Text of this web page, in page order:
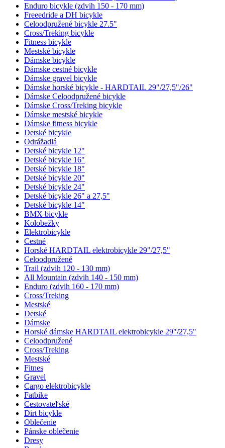
Enduro bicykle (zdvih 150 - 170 mm)
Freeedride a DH bicykle
Celoodpružené bicykle 27.5"
Cross/Treking bicykle
Fitness bicykle
Mestské bicykle
Dámske bicykle
Dámske cestné bicykle
Dámske gravel bicykle
Dámske horské bicykle - HARDTAIL 29"/27,5"/26"
Dámske Celoodpružené bicykle
Dámske Cross/Treking bicykle
Dámske mestské bicykle
Dámske fitness bicykle
Detské bicykle
Odrážadlá
Detské bicykle 12"
Detské bicykle 16"
Detské bicykle 18"
Detské bicykle 20"
Detské bicykle 24"
Detské bicykle 26" a 27,5"
Detské bicykle 14"
BMX bicykle
Kolobežky
Elektrobicykle
Cestné
Horské HARDTAIL elektrobicykle 29"/27,5"
Celoodpružené
Trail (zdvih 120 - 130 mm)
All Mountain (zdvih 140 - 150 mm)
Enduro (zdvih 160 - 170 mm)
Cross/Treking
Mestské
Detské
Dámske
Horské dámske HARDTAIL elektrobicykle 29"/27,5"
Celoodpružené
Cross/Treking
Mestské
Fitnes
Gravel
Cargo elektrobicykle
Fatbike
Cestovateľské
Dirt bicykle
Oblečenie
Pánske oblečenie
Dresy